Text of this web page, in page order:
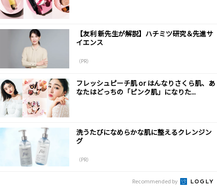
【友利 新先生が解説】ハチミツ研究＆先進サ
イエンス
（PR）
フレッシュピーチ肌 or はんなりさくら肌、あ
なたはどっちの「ピンク肌」になりた...
洗うたびになめらかな肌に整えるクレンジン
グ
（PR）
Recommended by